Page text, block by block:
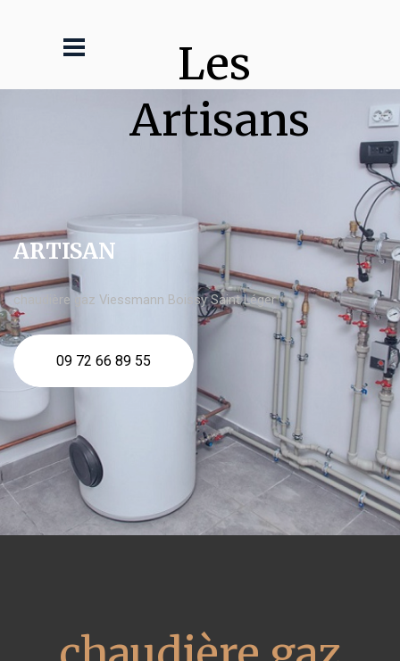
Les
Artisans
ARTISAN
chaudière gaz Viessmann Boissy Saint Léger
09 72 66 89 55